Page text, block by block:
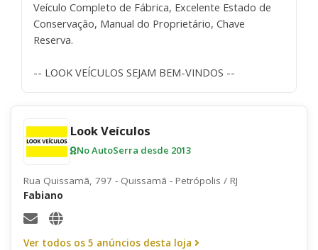
Veículo Completo de Fábrica, Excelente Estado de
Conservação, Manual do Proprietário, Chave
Reserva.
-- LOOK VEÍCULOS SEJAM BEM-VINDOS --
Look Veículos
No AutoSerra desde 2013
Rua Quissamã, 797 - Quissamã - Petrópolis / RJ
Fabiano
Ver todos os 5 anúncios desta loja